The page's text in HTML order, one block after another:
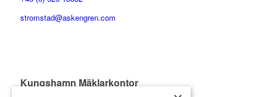
stromstad@askengren.com
Kungshamn Mäklarkontor